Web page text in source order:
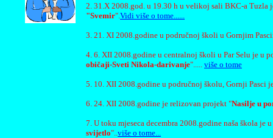
2. 31.X 2008.god. u 19.30 h u velikoj sali BKC-a Tuzla
"Svemir".Vidi više o tome......
3. 21. XI 2008.godine u područnoj školi u Gornjim
4. 6. XII 2008.godine u centralnoj školi u Par Selu je u
običaji-Sveti Nikola-darivanje"..... više o tome
5. 10. XII 2008.godine u područnoj školu, Gornji Pasci
6. 24. XII 2008.godine je relizovan projekt "Nasilje u
7. U toku mjeseca decembra 2008.godine naša škola
svijetlo"..više o tome...